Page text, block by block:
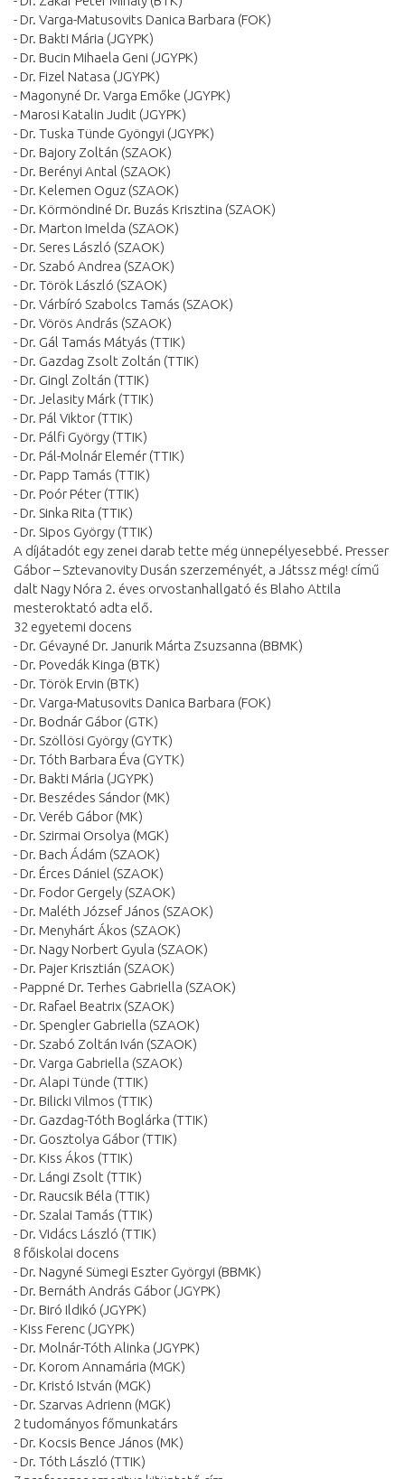
- Dr. Varga-Matusovits Danica Barbara (FOK)
- Dr. Bakti Mária (JGYPK)
- Dr. Bucin Mihaela Geni (JGYPK)
- Dr. Fizel Natasa (JGYPK)
- Magonyné Dr. Varga Emőke (JGYPK)
- Marosi Katalin Judit (JGYPK)
- Dr. Tuska Tünde Gyöngyi (JGYPK)
- Dr. Bajory Zoltán (SZAOK)
- Dr. Berényi Antal (SZAOK)
- Dr. Kelemen Oguz (SZAOK)
- Dr. Körmöndiné Dr. Buzás Krisztina (SZAOK)
- Dr. Marton Imelda (SZAOK)
- Dr. Seres László (SZAOK)
- Dr. Szabó Andrea (SZAOK)
- Dr. Török László (SZAOK)
- Dr. Várbíró Szabolcs Tamás (SZAOK)
- Dr. Vörös András (SZAOK)
- Dr. Gál Tamás Mátyás (TTIK)
- Dr. Gazdag Zsolt Zoltán (TTIK)
- Dr. Gingl Zoltán (TTIK)
- Dr. Jelasity Márk (TTIK)
- Dr. Pál Viktor (TTIK)
- Dr. Pálfi György (TTIK)
- Dr. Pál-Molnár Elemér (TTIK)
- Dr. Papp Tamás (TTIK)
- Dr. Poór Péter (TTIK)
- Dr. Sinka Rita (TTIK)
- Dr. Sipos György (TTIK)
A díjátadót egy zenei darab tette még ünnepélyesebbé. Presser
Gábor – Sztevanovity Dusán szerzeményét, a Játssz még! című
dalt Nagy Nóra 2. éves orvostanhallgató és Blaho Attila
mesteroktató adta elő.
32 egyetemi docens
- Dr. Gévayné Dr. Janurik Márta Zsuzsanna (BBMK)
- Dr. Povedák Kinga (BTK)
- Dr. Török Ervin (BTK)
- Dr. Varga-Matusovits Danica Barbara (FOK)
- Dr. Bodnár Gábor (GTK)
- Dr. Szöllösi György (GYTK)
- Dr. Tóth Barbara Éva (GYTK)
- Dr. Bakti Mária (JGYPK)
- Dr. Beszédes Sándor (MK)
- Dr. Veréb Gábor (MK)
- Dr. Szirmai Orsolya (MGK)
- Dr. Bach Ádám (SZAOK)
- Dr. Érces Dániel (SZAOK)
- Dr. Fodor Gergely (SZAOK)
- Dr. Maléth József János (SZAOK)
- Dr. Menyhárt Ákos (SZAOK)
- Dr. Nagy Norbert Gyula (SZAOK)
- Dr. Pajer Krisztián (SZAOK)
- Pappné Dr. Terhes Gabriella (SZAOK)
- Dr. Rafael Beatrix (SZAOK)
- Dr. Spengler Gabriella (SZAOK)
- Dr. Szabó Zoltán Iván (SZAOK)
- Dr. Varga Gabriella (SZAOK)
- Dr. Alapi Tünde (TTIK)
- Dr. Bilicki Vilmos (TTIK)
- Dr. Gazdag-Tóth Boglárka (TTIK)
- Dr. Gosztolya Gábor (TTIK)
- Dr. Kiss Ákos (TTIK)
- Dr. Lángi Zsolt (TTIK)
- Dr. Raucsik Béla (TTIK)
- Dr. Szalai Tamás (TTIK)
- Dr. Vidács László (TTIK)
8 főiskolai docens
- Dr. Nagyné Sümegi Eszter Györgyi (BBMK)
- Dr. Bernáth András Gábor (JGYPK)
- Dr. Biró Ildikó (JGYPK)
- Kiss Ferenc (JGYPK)
- Dr. Molnár-Tóth Alinka (JGYPK)
- Dr. Korom Annamária (MGK)
- Dr. Kristó István (MGK)
- Dr. Szarvas Adrienn (MGK)
2 tudományos főmunkatárs
- Dr. Kocsis Bence János (MK)
- Dr. Tóth László (TTIK)